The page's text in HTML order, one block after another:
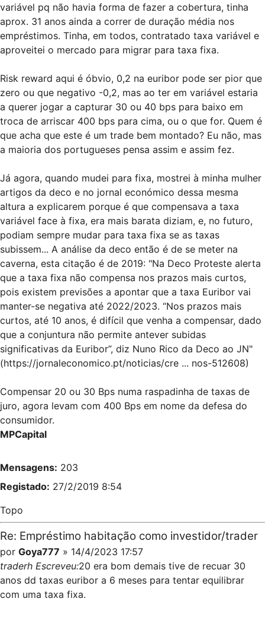
variável pq não havia forma de fazer a cobertura, tinha
aprox. 31 anos ainda a correr de duração média nos
empréstimos. Tinha, em todos, contratado taxa variável e
aproveitei o mercado para migrar para taxa fixa.
Risk reward aqui é óbvio, 0,2 na euribor pode ser pior que
zero ou que negativo -0,2, mas ao ter em variável estaria
a querer jogar a capturar 30 ou 40 bps para baixo em
troca de arriscar 400 bps para cima, ou o que for. Quem é
que acha que este é um trade bem montado? Eu não, mas
a maioria dos portugueses pensa assim e assim fez.
Já agora, quando mudei para fixa, mostrei à minha mulher
artigos da deco e no jornal económico dessa mesma
altura a explicarem porque é que compensava a taxa
variável face à fixa, era mais barata diziam, e, no futuro,
podiam sempre mudar para taxa fixa se as taxas
subissem... A análise da deco então é de se meter na
caverna, esta citação é de 2019: "Na Deco Proteste alerta
que a taxa fixa não compensa nos prazos mais curtos,
pois existem previsões a apontar que a taxa Euribor vai
manter-se negativa até 2022/2023. “Nos prazos mais
curtos, até 10 anos, é difícil que venha a compensar, dado
que a conjuntura não permite antever subidas
significativas da Euribor”, diz Nuno Rico da Deco ao JN"
(https://jornaleconomico.pt/noticias/cre ... nos-512608)
Compensar 20 ou 30 Bps numa raspadinha de taxas de
juro, agora levam com 400 Bps em nome da defesa do
consumidor.
MPCapital
Mensagens: 203
Registado: 27/2/2019 8:54
Topo
Re: Empréstimo habitação como investidor/trader
por Goya777 » 14/4/2023 17:57
traderh Escreveu:20 era bom demais tive de recuar 30
anos dd taxas euribor a 6 meses para tentar equilibrar
com uma taxa fixa.